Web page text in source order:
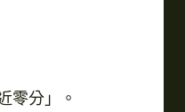
零分」。